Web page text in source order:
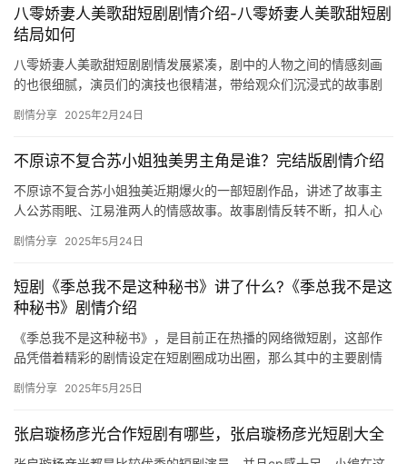
选
🎬
短
剧
场
八零娇妻人美歌甜短剧剧情介绍-八零娇妻人美歌甜短剧
结局如何
八零娇妻人美歌甜短剧剧情发展紧凑，剧中的人物之间的情感刻画
的也很细腻，演员们的演技也很精湛，带给观众们沉浸式的故事剧
剧情…
剧情分享 2025年2月24日
不原谅不复合苏小姐独美男主角是谁？完结版剧情介绍
不原谅不复合苏小姐独美近期爆火的一部短剧作品，讲述了故事主
人公苏雨眠、江易淮两人的情感故事。故事剧情反转不断，扣人心
吧。 …
剧情分享 2025年5月24日
短剧《季总我不是这种秘书》讲了什么?《季总我不是这
种秘书》剧情介绍
《季总我不是这种秘书》，是目前正在热播的网络微短剧，这部作
品凭借着精彩的剧情设定在短剧圈成功出圈，那么其中的主要剧情
好理解…
剧情分享 2025年5月25日
张启璇杨彦光合作短剧有哪些，张启璇杨彦光短剧大全